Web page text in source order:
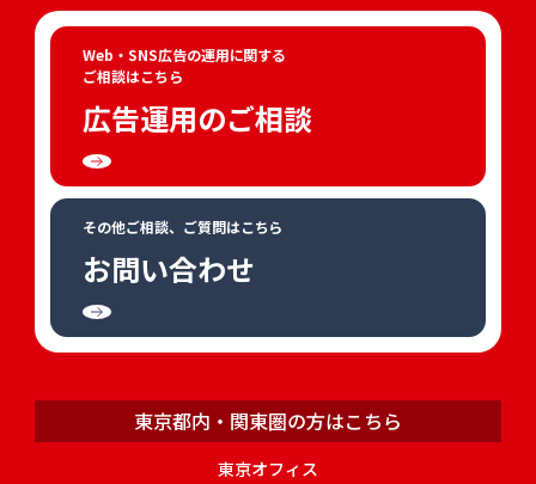
Web・SNS広告の運用に関する
ご相談はこちら
広告運用のご相談
その他ご相談、ご質問はこちら
お問い合わせ
東京都内・関東圏の方はこちら
東京オフィス